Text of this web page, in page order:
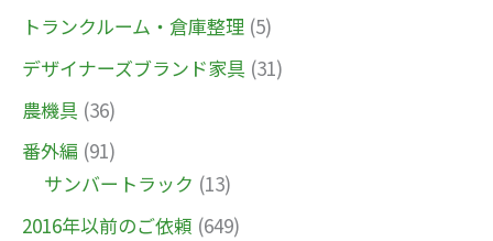
トランクルーム・倉庫整理 (5)
デザイナーズブランド家具 (31)
農機具 (36)
番外編 (91)
サンバートラック (13)
2016年以前のご依頼 (649)